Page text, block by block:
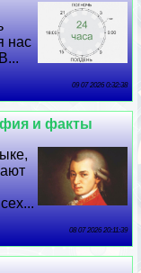
нас
09 07 2026 0:32:38
и факты
08 07 2026 20:11:39